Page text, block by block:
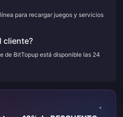
para recargar juegos y servicios
cliente?
de BitTopup está disponible las 24